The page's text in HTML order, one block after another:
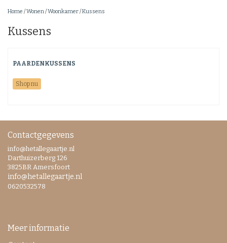
Home /Wonen/Woonkamer/Kussens
Kussens
PAARDENKUSSENS
Shop nu
Contactgegevens
info@hetallegaartje.nl
Darthuizerberg 126
3825BR Amersfoort
info@hetallegaartje.nl
0620532578
Meer informatie